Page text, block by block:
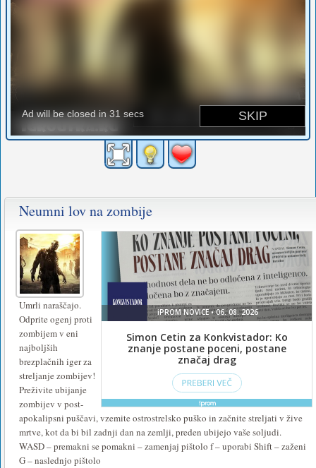
Neumni lov na zombije
Umrli naraščajo.
Odprite ogenj proti
zombijem v eni
najboljših
brezplačnih iger za
streljanje zombijev!
Preživite ubijanje
zombijev v post-
apokalipsni puščavi, vzemite ostrostrelsko puško in začnite streljati v žive
mrtve, kot da bi bil zadnji dan na zemlji, preden ubijejo vaše soljudi.
WASD – premakni se pomakni – zamenjaj pištolo f – uporabi Shift – zaženi
G – naslednjo pištolo